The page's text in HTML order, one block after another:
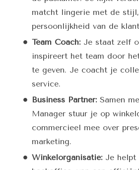
matcht lingerie met de
persoonlijkheid van de
Team Coach: Je staat zelf
inspireert het team door
te geven. Je coacht je
service.
Business Partner: Samen
Manager stuur je op
commercieel mee over
marketing.
Winkelorganisatie: Je helpt